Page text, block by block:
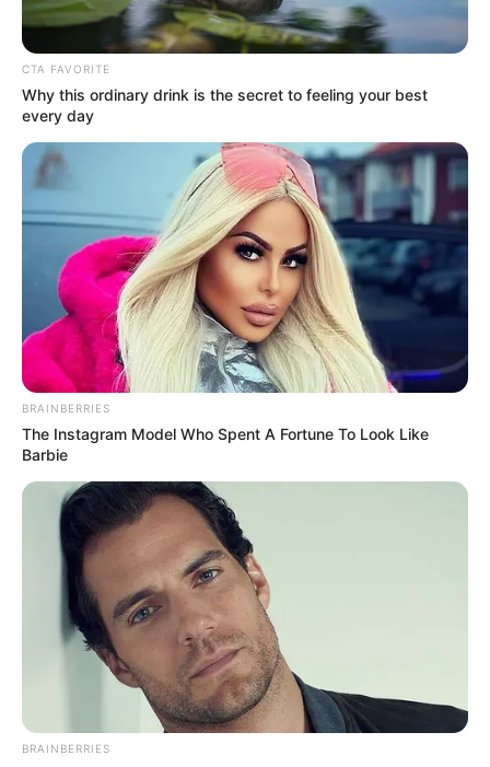
CTA FAVORITE
Why this ordinary drink is the secret to feeling your best
every day
BRAINBERRIES
The Instagram Model Who Spent A Fortune To Look Like
Barbie
BRAINBERRIES